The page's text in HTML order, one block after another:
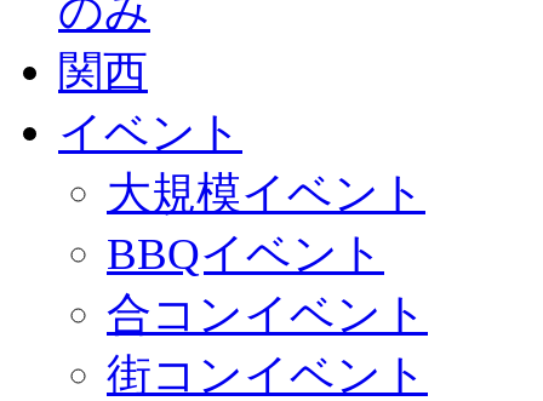
イベント
大規模イベント
BBQイベント
合コンイベント
街コンイベント